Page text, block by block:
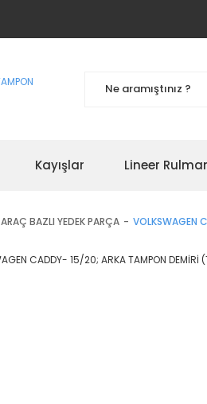
Kayışlar Lineer
ARAÇ BAZLI YEDEK PARÇA VOLKSWAGEN